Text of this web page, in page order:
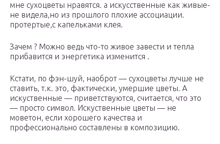
мне сухоцветы нравятся. а искусственные как живые-
не видела,но из прошлого плохие ассоциации.
протертые,с капельками клея.
Зачем ? Можно ведь что-то живое завести и тепла
прибавится и энергетика изменится .
Кстати, по фэн-шуй, наоброт — сухоцветы лучше не
ставить, т.к. это, фактически, умершие цветы. А
искуственные — приветствуются, считается, что это
— просто символ. Искуственные цветы — не
моветон, если хорошего качества и
профессионально составлены в композицию.